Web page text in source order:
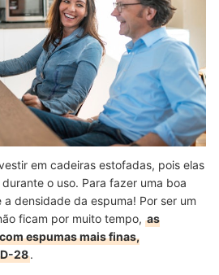
em cadeiras estofadas, pois elas
o uso. Para fazer uma boa
densidade da espuma! Por ser um
ficam por muito tempo, as
espumas mais finas,
28.